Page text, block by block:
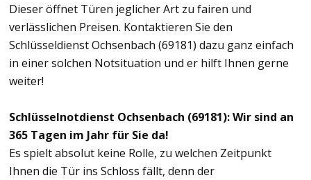
Dieser öffnet Türen jeglicher Art zu fairen und
verlässlichen Preisen. Kontaktieren Sie den
Schlüsseldienst Ochsenbach (69181) dazu ganz einfach
in einer solchen Notsituation und er hilft Ihnen gerne
weiter!
Schlüsselnotdienst Ochsenbach (69181): Wir sind an
365 Tagen im Jahr für Sie da!
Es spielt absolut keine Rolle, zu welchen Zeitpunkt
Ihnen die Tür ins Schloss fällt, denn der